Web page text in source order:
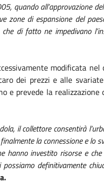
quando all’approvazione
zone di espansione del
di fatto ne impedivano
modificata nel
dei prezzi e alle
e prevede la
il collettore consentirà
la connessione e lo
hanno investito risorse e che
definitivamente